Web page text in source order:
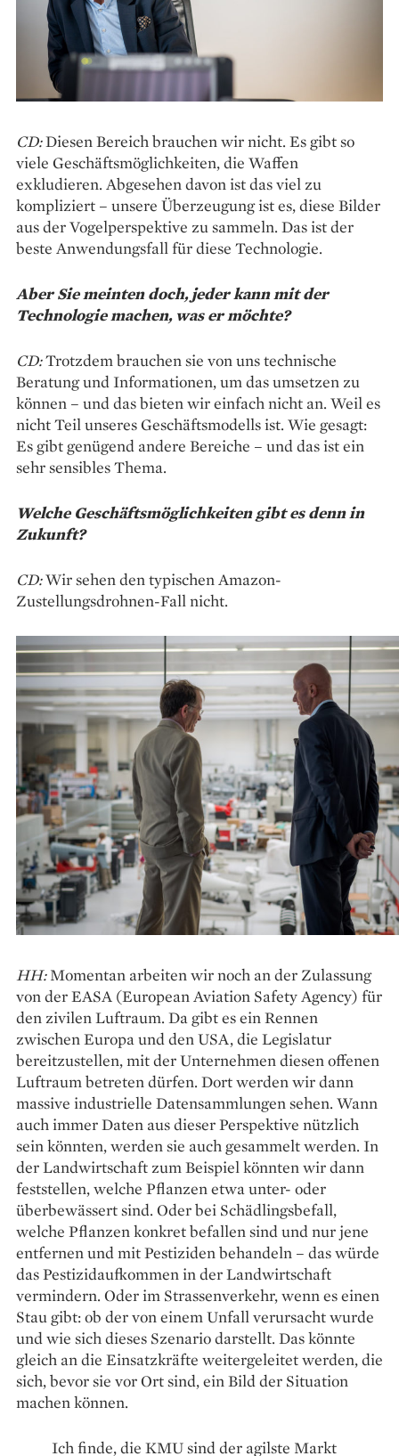
CD:Diesen Bereich brauchen wir nicht. Es gibt so
viele Geschäftsmöglichkeiten, die Waffen
exkludieren. Abgesehen davon ist das viel zu
kompliziert – unsere Überzeugung ist es, diese Bilder
aus der Vogelperspektive zu sammeln. Das ist der
beste Anwendungsfall für diese Technologie.
Aber Sie meinten doch, jeder kann mit der
Technologie machen, was er möchte?
CD:Trotzdem brauchen sie von uns technische
Beratung und Informationen, um das umsetzen zu
können – und das bieten wir einfach nicht an. Weil es
nicht Teil unseres Geschäftsmodells ist. Wie gesagt:
Es gibt genügend andere Bereiche – und das ist ein
sehr sensibles Thema.
Welche Geschäftsmöglichkeiten gibt es denn in
Zukunft?
CD:Wir sehen den typischen Amazon-
Zustellungsdrohnen-Fall nicht.
HH:Momentan arbeiten wir noch an der Zulassung
von der EASA (European Aviation Safety Agency) für
den zivilen Luftraum. Da gibt es ein Rennen
zwischen Europa und den USA, die Legislatur
bereitzustellen, mit der Unternehmen diesen offenen
Luftraum betreten dürfen. Dort werden wir dann
massive ­industrielle ­Datensammlungen sehen. Wann
auch immer Daten aus dieser Perspektive nützlich
sein könnten, werden sie auch gesammelt werden. In
der Landwirtschaft zum Beispiel könnten wir dann
feststellen, welche Pflanzen etwa unter- oder
überbewässert sind. Oder bei Schädlingsbefall,
welche ­Pflanzen konkret befallen sind und nur jene
entfernen und mit Pestiziden behandeln – das würde
das Pestizid­aufkommen in der Landwirtschaft
vermindern. Oder im Strassenverkehr, wenn es einen
Stau gibt: ob der von einem Unfall verursacht wurde
und wie sich dieses Szenario darstellt. Das könnte
gleich an die Einsatzkräfte weitergeleitet werden, die
sich, bevor sie vor Ort sind, ein Bild der Situation
machen können.
Ich finde, die KMU sind der agilste Markt